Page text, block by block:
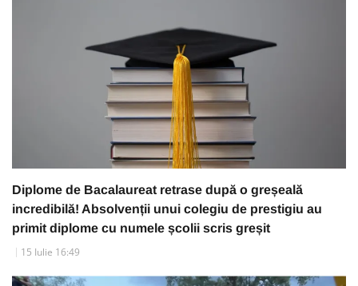
Diplome de Bacalaureat retrase după o greșeală
incredibilă! Absolvenții unui colegiu de prestigiu au
primit diplome cu numele școlii scris greșit
15 Iulie 16:49